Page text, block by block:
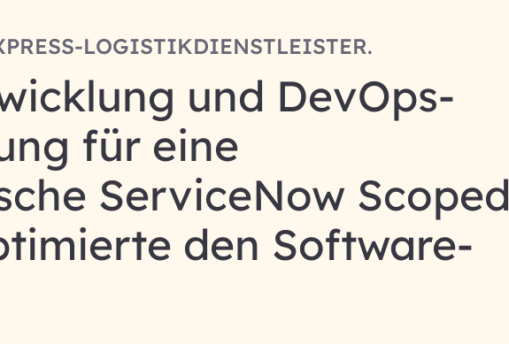
LOGISTIKDIENSTLEISTER.
und DevOps-
für eine
ServiceNow Scoped
den Software-